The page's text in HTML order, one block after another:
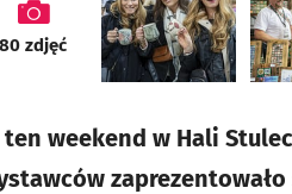
galeria
80 zdjęć
ten weekend w Hali